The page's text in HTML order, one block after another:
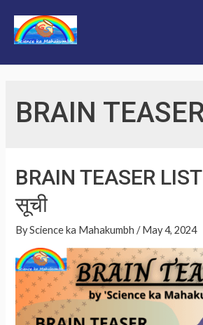
content
BRAIN
BRAIN TEASER LIST
सूची
ByScience ka Mahakumbh /May 4, 2024